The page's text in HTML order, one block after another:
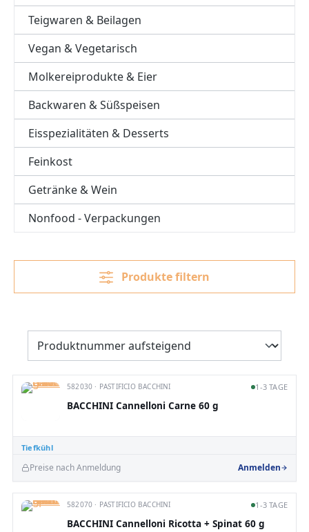
Teigwaren & Beilagen
Vegan & Vegetarisch
Molkereiprodukte & Eier
Backwaren & Süßspeisen
Eisspezialitäten & Desserts
Feinkost
Getränke & Wein
Nonfood - Verpackungen
Produkte filtern
Tiefkühl
582030 · PASTIFICIO BACCHINI 1-3 TAGE
BACCHINI Cannelloni Carne 60 g
Preise nach Anmeldung Anmelden
582070 · PASTIFICIO BACCHINI 1-3 TAGE
BACCHINI Cannelloni Ricotta + Spinat 60 g